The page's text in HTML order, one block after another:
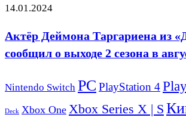
14.01.2024
Актёр Деймона Таргариена из
сообщил о выходе 2 сезона в
Nintendo Switch PC PlayStation 4
Deck Xbox One Xbox Series X | S